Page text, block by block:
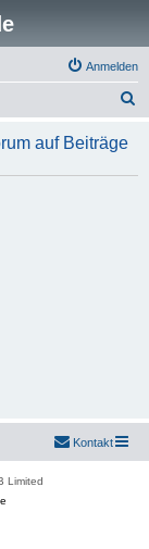
Anmelden
h
auf Beiträge
Kontakt
Limited